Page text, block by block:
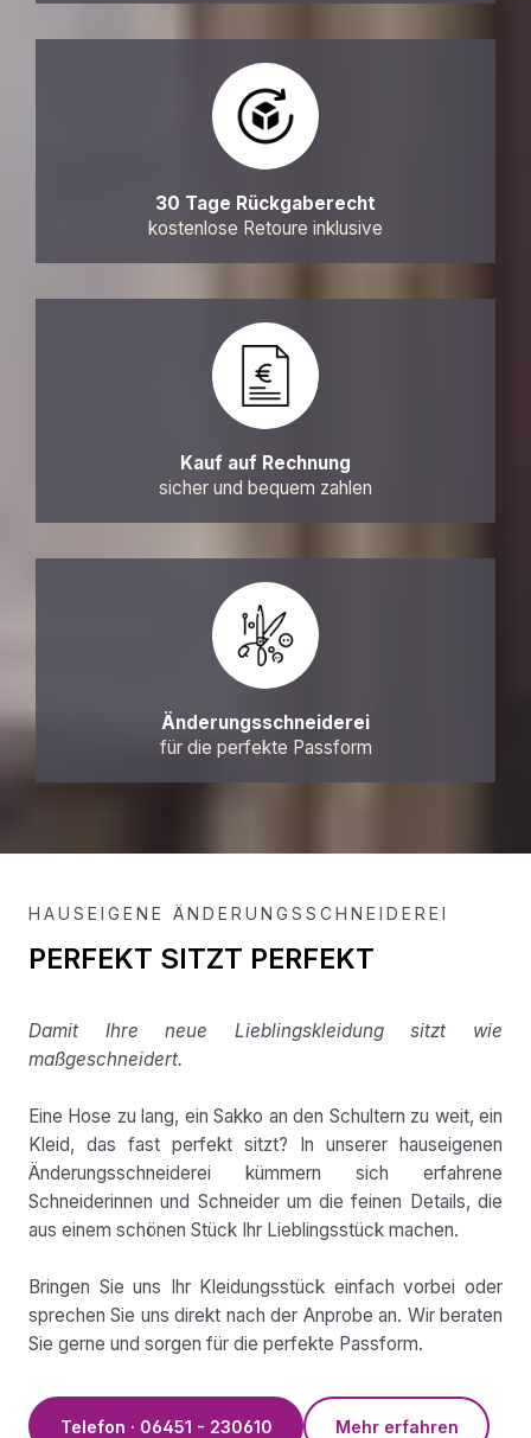
30 Tage Rückgaberecht
kostenlose Retoure inklusive
Kauf auf Rechnung
sicher und bequem zahlen
Änderungsschneiderei
für die perfekte Passform
HAUSEIGENE ÄNDERUNGSSCHNEIDEREI
PERFEKT SITZT PERFEKT
Damit Ihre neue Lieblingskleidung sitzt wie
maßgeschneidert.
Eine Hose zu lang, ein Sakko an den Schultern zu weit, ein
Kleid, das fast perfekt sitzt? In unserer hauseigenen
Änderungsschneiderei kümmern sich erfahrene
Schneiderinnen und Schneider um die feinen Details, die
aus einem schönen Stück Ihr Lieblingsstück machen.
Bringen Sie uns Ihr Kleidungsstück einfach vorbei oder
sprechen Sie uns direkt nach der Anprobe an. Wir beraten
Sie gerne und sorgen für die perfekte Passform.
Telefon · 06451 - 230610 Mehr erfahren